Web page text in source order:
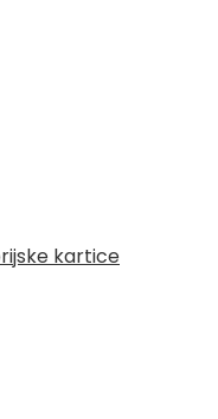
kartice